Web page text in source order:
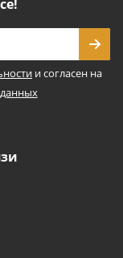
и согласен на